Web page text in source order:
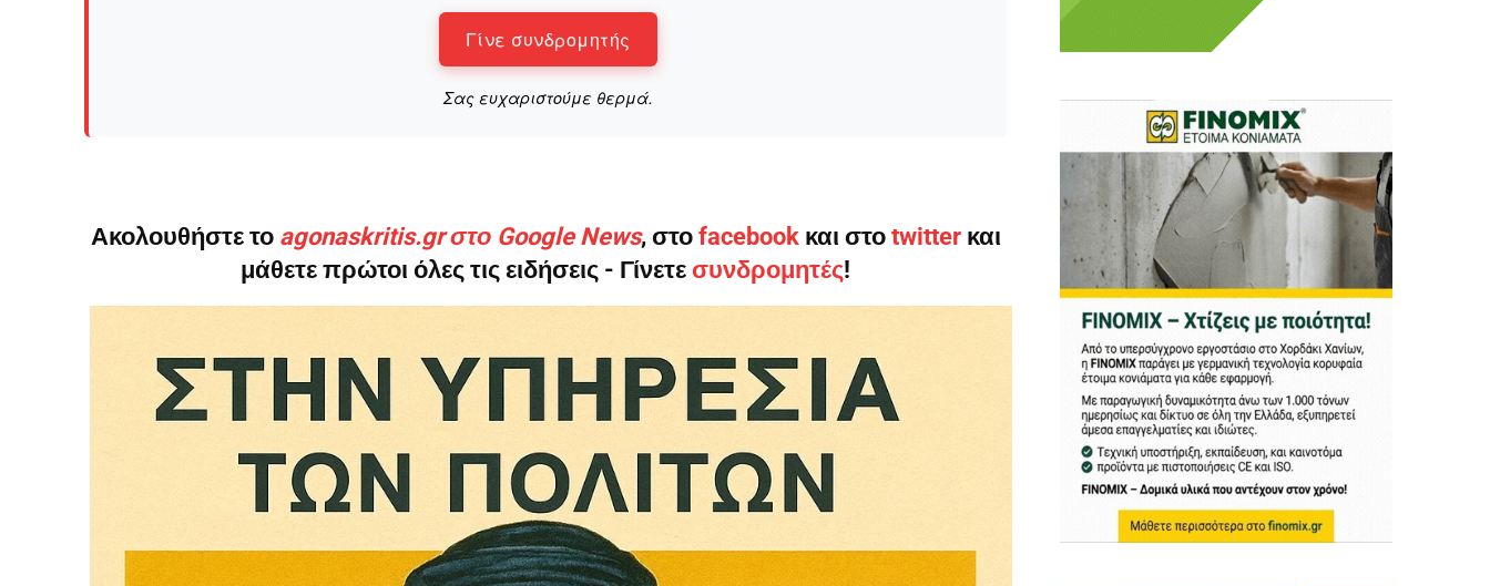
Το να βλέπετε αυτά τα μηνύματα μπορεί να είναι κουραστικό. Και να είστε σίγουροί ότι ούτε κι εμείς
βρίσκουμε κάποια ευχαρίστηση από το να τα γράφουμε... Όμως αυτό το μήνυμα δεν αφορά εμάς. Αφορά κάτι
πολύ πιο σημαντικό: την επιβίωση της ανεξάρτητης, μαχητικής δημοσιογραφίας στην Kρήτη.
- Κάνουμε ρεπορτάζ χωρίς φόβο και εξαρτήσεις. Κανείς δεν μας υπαγορεύει τι να πούμε ή τι να
- Κρατάμε τη δημοσιογραφία μας προσβάσιμη σε όλους, ακόμη και σε αυτούς που δεν έχουν την
ικανότητα να πληρώσουν. Χωρίς paywall, χωρίς προνόμια μόνο για όσους έχουν την οικονομική δυνατότητα.
Η απλή αλήθεια είναι ότι τα έσοδα διαρκώς συρρικνώνονται. Αν πιστεύετε ότι μια πραγματικά ελεύθερη
ενημέρωση είναι ζωτικής σημασίας για τη δημοκρατία και τον έλεγχο της εξουσίας, τότε δώστε μας τη δύναμη
Γίνε συνδρομητής
Σας ευχαριστούμε θερμά.
Γίνε συνδρομητής
Σας ευχαριστούμε θερμά.
Ακολουθήστε το agonaskritis.gr στο Google News, στο facebook και στο twitterκαι
μάθετε πρώτοι όλες τις ειδήσεις - Γίνετε συνδρομητές!